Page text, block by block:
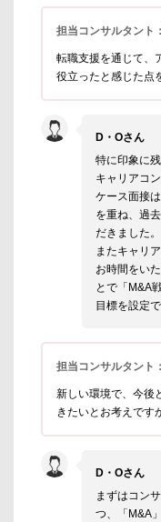
担当コンサルタント
転職支援を通じて、
役立ったと感じた点
D・Oさん
特に印象に
キャリアコ
ケース面接
を重ね、過
だきました。
またキャリ
お時間をい
とで「M&A
目標を設定
担当コンサルタント
新しい環境で、今後
きたいとお考えです
D・Oさん
まずはコン
つ、「M&A